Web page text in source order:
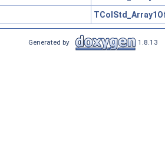
Generated by 1.8.13